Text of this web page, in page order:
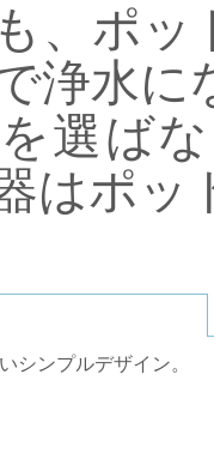
、ポッ
浄水に
選ば
はポ
シンプルデザイン。